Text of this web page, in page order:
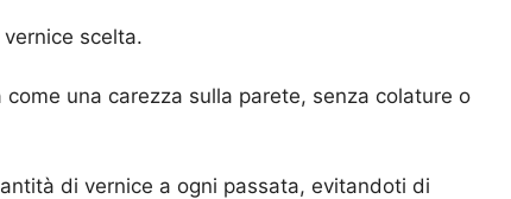
scelta.
una carezza sulla parete, senza colature o
di vernice a ogni passata, evitandoti di